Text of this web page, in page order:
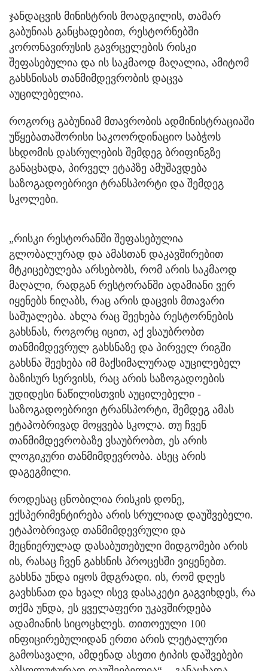
ჯანდაცვის მინისტრის მოადგილის, თამარ
გაბუნიას განცხადებით, რესტორნებში
კორონავირუსის გავრცელების რისკი
შეფასებულია და ის საკმაოდ მაღალია, ამიტომ
გახსნისას თანმიმდევრობის დაცვა
აუცილებელია.
როგორც გაბუნიამ მთავრობის ადმინისტრაციაში
უწყებათაშორისი საკოორდინაციო საბჭოს
სხდომის დასრულების შემდეგ ბრიფინგზე
განაცხადა, პირველ ეტაპზე ამუშავდება
საზოგადოებრივი ტრანსპორტი და შემდეგ
სკოლები.
„რისკი რესტორანში შეფასებულია
გლობალურად და ამასთან დაკავშირებით
მტკიცებულება არსებობს, რომ არის საკმაოდ
მაღალი, რადგან რესტორანში ადამიანი ვერ
იყენებს ნიღაბს, რაც არის დაცვის მთავარი
საშუალება. ახლა რაც შეეხება რესტორნების
გახსნას, როგორც იცით, აქ ვსაუბრობთ
თანმიმდევრულ გახსნაზე და პირველ რიგში
გახსნა შეეხება იმ მაქსიმალურად აუცილებელ
ბაზისურ სერვისს, რაც არის საზოგადოების
უდიდესი ნაწილისთვის აუცილებელი -
საზოგადოებრივი ტრანსპორტი, შემდეგ ამას
ეტაპობრივად მოყვება სკოლა. თუ ჩვენ
თანმიმდევრობაზე ვსაუბრობთ, ეს არის
ლოგიკური თანმიმდევრობა. ასეც არის
დაგეგმილი.
როდესაც ცნობილია რისკის დონე,
ექსპერიმენტირება არის სრულიად დაუშვებელი.
ეტაპობრივად თანმიმდევრული და
მეცნიერულად დასაბუთებული მიდგომები არის
ის, რასაც ჩვენ გახსნის პროცესში ვიყენებთ.
გახსნა უნდა იყოს მდგრადი. ის, რომ დღეს
გავხსნათ და ხვალ ისევ დასაკეტი გაგვიხდეს, რა
თქმა უნდა, ეს ყველაფერი უკავშირდება
ადამიანის სიცოცხლეს. თითოეული 100
ინფიცირებულიდან ერთი არის ლეტალური
გამოსავალი, ამდენად ასეთი ტიპის დაშვებები